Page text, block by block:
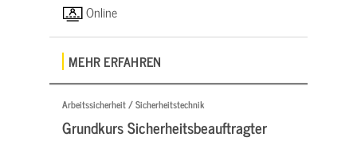
Online
MEHR ERFAHREN
Arbeitssicherheit / Sicherheitstechnik
Grundkurs Sicherheitsbeauftragter